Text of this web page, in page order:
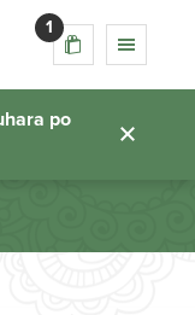
1
po